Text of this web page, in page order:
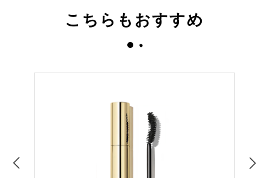
こちらもおすすめ